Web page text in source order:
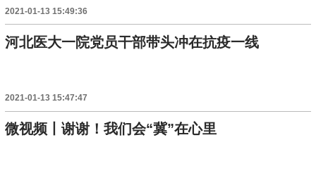
2021-01-13 15:49:36
河北医大一院党员干部带头冲在抗疫一线
2021-01-13 15:47:47
微视频丨谢谢！我们会“冀”在心里